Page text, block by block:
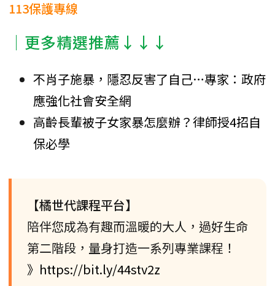
113保護專線
│更多精選推薦↓↓↓
不肖子施暴，隱忍反害了自己…專家：政府
應強化社會安全網
高齡長輩被子女家暴怎麼辦？律師授4招自
保必學
【橘世代課程平台】
陪伴您成為有趣而溫暖的大人，過好生命
第二階段，量身打造一系列專業課程！
》https://bit.ly/44stv2z